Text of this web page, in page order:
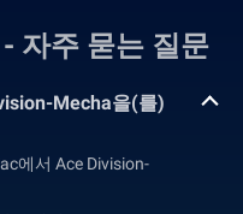
자주 묻는 질문
Mecha을(를)
에서 Ace Division-